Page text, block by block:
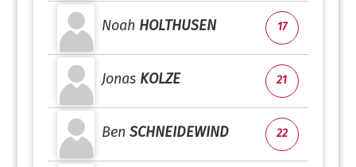
Noah HOLTHUSEN 17
Jonas KOLZE 21
Ben SCHNEIDEWIND 22